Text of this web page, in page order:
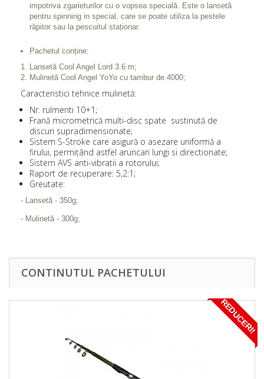
impotriva zgarieturilor cu o vopsea specială. Este o lansetă
pentru spinning in special, care se poate utiliza la pestele
răpitor sau la pescuitul staționar.
Pachetul conține:
Lansetă Cool Angel Lord 3.6 m;
Mulinetă Cool Angel YoYo cu tambur de 4000;
Caracteristici tehnice mulinetă:
Nr. rulmenti 10+1;
Frană micrometrică multi-disc spate sustinută de
discuri supradimensionate;
Sistem S-Stroke care asigură o asezare uniformă a
firului, permițând astfel aruncari lungi si directionate;
Sistem AVS anti-vibratii a rotorului;
Raport de recuperare: 5,2:1;
Greutate:
- Lansetă - 350g;
- Mulinetă - 300g;
CONTINUTUL PACHETULUI
REDUCERI!